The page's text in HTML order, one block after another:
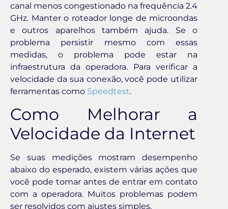
canal menos congestionado na frequência 2.4
GHz. Manter o roteador longe de microondas
e outros aparelhos também ajuda. Se o
problema persistir mesmo com essas
medidas, o problema pode estar na
infraestrutura da operadora. Para verificar a
velocidade da sua conexão, você pode utilizar
ferramentas como Speedtest.
Como Melhorar a
Velocidade da Internet
Se suas medições mostram desempenho
abaixo do esperado, existem várias ações que
você pode tomar antes de entrar em contato
com a operadora. Muitos problemas podem
ser resolvidos com ajustes simples.